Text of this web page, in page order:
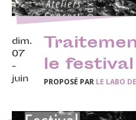
dim.
07
-
juin
le
PROPOSÉ PAR LE LABO